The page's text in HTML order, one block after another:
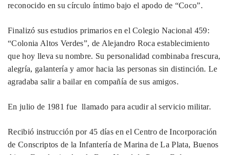
reconocido en su círculo íntimo bajo el apodo de “Coco”.
Finalizó sus estudios primarios en el Colegio Nacional 459:
“Colonia Altos Verdes”, de Alejandro Roca establecimiento
que hoy lleva su nombre. Su personalidad combinaba frescura,
alegría, galantería y amor hacia las personas sin distinción. Le
agradaba salir a bailar en compañía de sus amigos.
En julio de 1981 fue llamado para acudir al servicio militar.
Recibió instrucción por 45 días en el Centro de Incorporación
de Conscriptos de la Infantería de Marina de La Plata, Buenos